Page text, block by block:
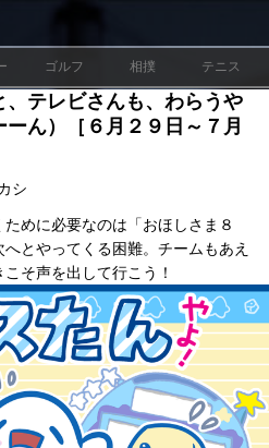
ゴルフ 相撲 テニス
テレビさんも、わらうや
ん）［６月２９日～７月
シ
ために必要なのは「おほしさま８
とやってくる困難。チームもあえ
そ声を出して行こう！